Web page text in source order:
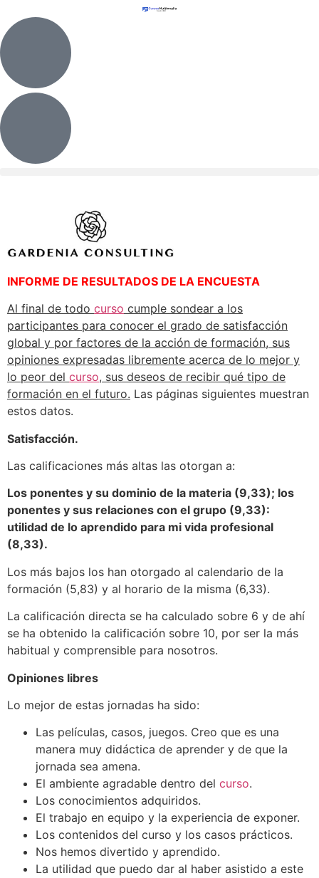
INFORME DE RESULTADOS DE LA ENCUESTA
Al final de todo curso cumple sondear a los
participantes para conocer el grado de satisfacción
global y por factores de la acción de formación, sus
opiniones expresadas libremente acerca de lo mejor y
lo peor del curso, sus deseos de recibir qué tipo de
formación en el futuro. Las páginas siguientes muestran
estos datos.
Satisfacción.
Las calificaciones más altas las otorgan a:
Los ponentes y su dominio de la materia (9,33); los
ponentes y sus relaciones con el grupo (9,33):
utilidad de lo aprendido para mi vida profesional
(8,33).
Los más bajos los han otorgado al calendario de la
formación (5,83) y al horario de la misma (6,33).
La calificación directa se ha calculado sobre 6 y de ahí
se ha obtenido la calificación sobre 10, por ser la más
habitual y comprensible para nosotros.
Opiniones libres
Lo mejor de estas jornadas ha sido:
Las películas, casos, juegos. Creo que es una
manera muy didáctica de aprender y de que la
jornada sea amena.
El ambiente agradable dentro del curso.
Los conocimientos adquiridos.
El trabajo en equipo y la experiencia de exponer.
Los contenidos del curso y los casos prácticos.
Nos hemos divertido y aprendido.
La utilidad que puedo dar al haber asistido a este